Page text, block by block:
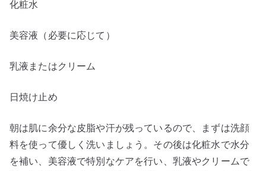
化粧水
美容液（必要に応じて）
乳液またはクリーム
日焼け止め
朝は肌に余分な皮脂や汗が残っているので、まずは洗顔
料を使って優しく洗いましょう。その後は化粧水で水分
を補い、美容液で特別なケアを行い、乳液やクリームで